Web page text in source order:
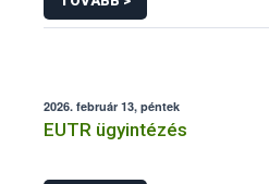
(angolul: CHEDD) használata
2026. február 13, péntek
EUTR ügyintézés